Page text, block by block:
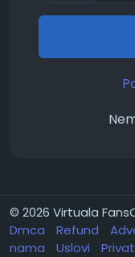
© 2026 Virtuala
Dmca
Refund
nama
Uslovi